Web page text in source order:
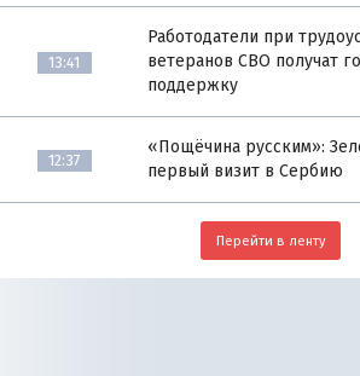
13:41
Работодатели при
ветеранов СВО получат
поддержку
12:37
«Пощёчина русским»:
первый визит в Сербию
Перейти в ленту